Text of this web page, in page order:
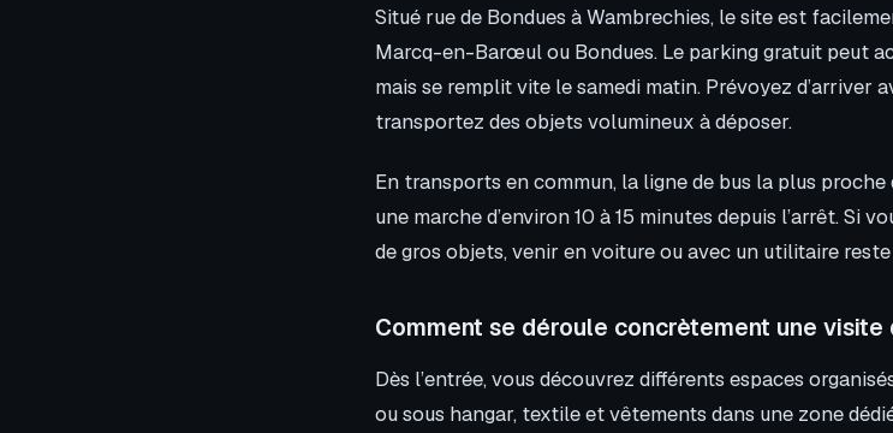
Situé rue de Bondues à Wambrechies, le site est
Marcq-en-Barœul ou Bondues. Le parking gratuit peut
mais se remplit vite le samedi matin. Prévoyez d’arriver
transportez des objets volumineux à déposer.
En transports en commun, la ligne de bus la plus
une marche d’environ 10 à 15 minutes depuis l’arrêt. Si
de gros objets, venir en voiture ou avec un utilitaire
Comment se déroule concrètement une
Dès l’entrée, vous découvrez différents espaces
ou sous hangar, textile et vêtements dans une zone